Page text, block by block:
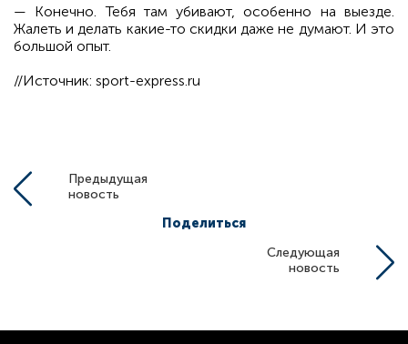
— Конечно. Тебя там убивают, особенно на выезде.
Жалеть и делать какие-то скидки даже не думают. И это
большой опыт.
//Источник: sport-express.ru
Предыдущая
новость
Поделиться
Следующая
новость